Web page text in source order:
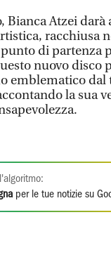
Bianca Atzei
racchiusa
punto di partenza
nuovo disco
emblematico dal
la sua
per le tue notizie su